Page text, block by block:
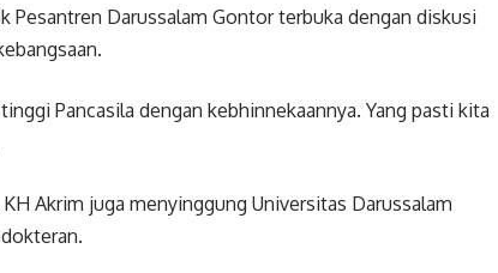
Pesantren Darussalam Gontor terbuka dengan diskusi
Pancasila dengan kebhinnekaannya. Yang pasti kita
Akrim juga menyinggung Universitas Darussalam